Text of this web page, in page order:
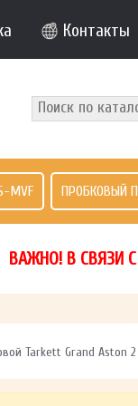
Контакты
MVF ПРОБКОВЫЙ
ВАЖНО! В СВЯЗИ
Tarkett Grand Aston 2